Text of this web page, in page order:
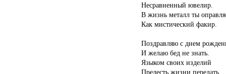
Несравненный ювелир.
В жизнь металл ты
Как мистический факир.
Поздравляю с днем
И желаю бед не знать.
Языком своих изделий
Прелесть жизни передать.